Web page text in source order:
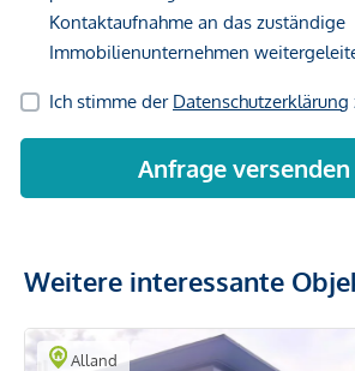
Weitere interessante
Alland